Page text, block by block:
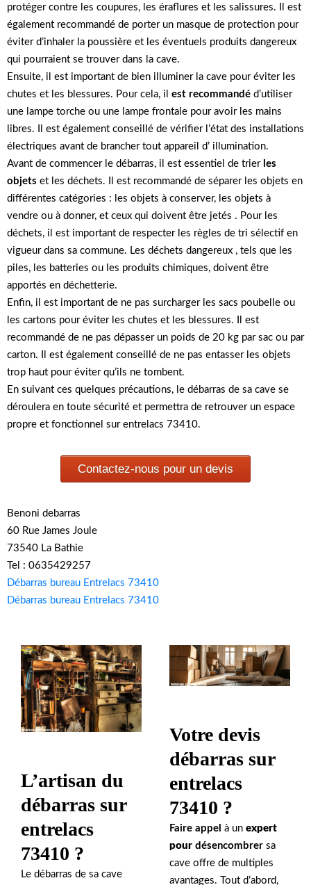
protéger contre les coupures, les éraflures et les salissures. Il est
également recommandé de porter un masque de protection pour
éviter d’inhaler la poussière et les éventuels produits dangereux
qui pourraient se trouver dans la cave.
Ensuite, il est important de bien illuminer la cave pour éviter les
chutes et les blessures. Pour cela, il est recommandé d’utiliser
une lampe torche ou une lampe frontale pour avoir les mains
libres. Il est également conseillé de vérifier l’état des installations
électriques avant de brancher tout appareil d’ illumination.
Avant de commencer le débarras, il est essentiel de trier les
objets et les déchets. Il est recommandé de séparer les objets en
différentes catégories : les objets à conserver, les objets à
vendre ou à donner, et ceux qui doivent être jetés . Pour les
déchets, il est important de respecter les règles de tri sélectif en
vigueur dans sa commune. Les déchets dangereux , tels que les
piles, les batteries ou les produits chimiques, doivent être
apportés en déchetterie.
Enfin, il est important de ne pas surcharger les sacs poubelle ou
les cartons pour éviter les chutes et les blessures. Il est
recommandé de ne pas dépasser un poids de 20 kg par sac ou par
carton. Il est également conseillé de ne pas entasser les objets
trop haut pour éviter qu’ils ne tombent.
En suivant ces quelques précautions, le débarras de sa cave se
déroulera en toute sécurité et permettra de retrouver un espace
propre et fonctionnel sur entrelacs 73410.
Contactez-nous pour un devis
Benoni debarras
60 Rue James Joule
73540 La Bathie
Tel : 0635429257
Débarras bureau Entrelacs 73410
Débarras bureau Entrelacs 73410
L’artisan du
débarras sur
entrelacs
73410 ?
Le débarras de sa cave
Votre devis
débarras sur
entrelacs
73410 ?
Faire appel à un expert
pour désencombrer sa
cave offre de multiples
avantages. Tout d’abord,